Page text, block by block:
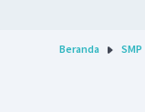
Beranda SMP